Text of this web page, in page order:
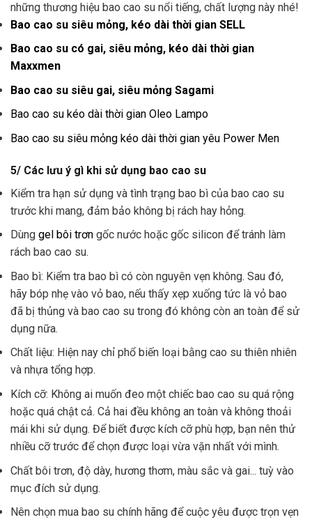
những thương hiệu bao cao su nổi tiếng, chất lượng này nhé!
Bao cao su siêu mỏng, kéo dài thời gian SELL
Bao cao su có gai, siêu mỏng, kéo dài thời gian
Maxxmen
Bao cao su siêu gai, siêu mỏng Sagami
Bao cao su kéo dài thời gian Oleo Lampo
Bao cao su siêu mỏng kéo dài thời gian yêu Power Men
5/ Các lưu ý gì khi sử dụng bao cao su
Kiểm tra hạn sử dụng và tình trạng bao bì của bao cao su
trước khi mang, đảm bảo không bị rách hay hỏng.
Dùng gel bôi trơn gốc nước hoặc gốc silicon để tránh làm
rách bao cao su.
Bao bì: Kiểm tra bao bì có còn nguyên vẹn không. Sau đó,
hãy bóp nhẹ vào vỏ bao, nếu thấy xẹp xuống tức là vỏ bao
đã bị thủng và bao cao su trong đó không còn an toàn để sử
dụng nữa.
Chất liệu: Hiện nay chỉ phổ biến loại bằng cao su thiên nhiên
và nhựa tổng hợp.
Kích cỡ: Không ai muốn đeo một chiếc bao cao su quá rộng
hoặc quá chật cả. Cả hai đều không an toàn và không thoải
mái khi sử dụng. Để biết được kích cỡ phù hợp, bạn nên thử
nhiều cỡ trước để chọn được loại vừa vặn nhất với mình.
Chất bôi trơn, độ dày, hương thơm, màu sắc và gai... tuỳ vào
mục đích sử dụng.
Nên chọn mua bao su chính hãng để cuộc yêu được trọn vẹn